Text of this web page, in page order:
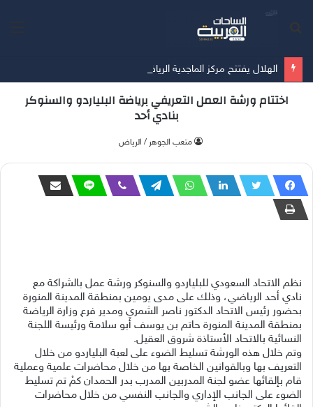
الهلال يفتتح مركز الماجدية الرياضي.. مقرًا جديدًا للفريق الأول
اختتام ورشة العمل التعريفي برياضة البلياردو والسنوكر
بنادي أحد
متعب الجوهر / الرياض
نظم الاتحاد السعودي للبلياردو والسنوكر ورشة عمل بالشراكة مع
نادي أحد الرياضي، وذلك على مدى يومين بمنطقة المدينة المنورة
بحضور رئيس الاتحاد الدكتور ناصر الشمري ومدير فرع وزارة الرياضة
بمنطقة المدينة المنورة حاتم بن يوسف أبو سلامة ورئيسة اللجنة
النسائية بالاتحاد الأستاذة شروق العقيل.
وتم خلال هذه الورشة تسليط الضوء على لعبة البلياردو من خلال
التعريف بها وبالقوانين الخاصة بها من خلال محاضرات علمية وعملية
قام بإلقائها عضو لجنة المدربين المدرب بدر الحمدان كمْ تم تسليط
الضوء على الجانب الإداري والجانب النفسي من خلال محاضرات